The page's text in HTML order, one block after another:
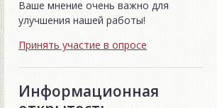
Ваше мнение очень важно для
улучшения нашей работы!
Принять участие в опросе
Информационная